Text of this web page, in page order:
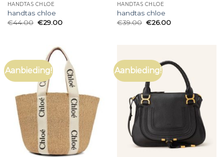
HANDTAS CHLOE
handtas chloe
€44.00 €29.00
HANDTAS CHLOE
handtas chloe
€39.00 €26.00
Aanbieding! Aanbieding!